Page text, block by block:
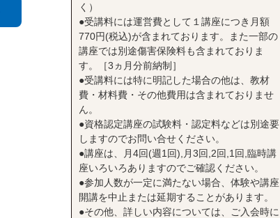
く）
●受講料には運営費として１講座につき月額
770円(税込)が含まれております。また一部の
講座では別途傷害保険料も含まれておりま
す。［3ヵ月分前納制］
●受講料には特に明記した場合の他は、教材
費・材料費・その他費用は含まれておりませ
ん。
●資格認定講座の試験料・認定料などは別途要
しますのでお問い合せください。
●講座は、月4回(週1回),月3回,2回,1回,臨時講
座いろいろありますのでご確認ください。
●参加人数が一定に満たない場合、体験や講座
開講を中止または延期することがあります。
●その他、詳しい内容については、ご入会時に